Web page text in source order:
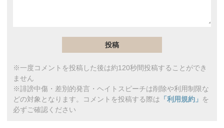
※一度コメントを投稿した後は約120秒間投稿することができ
ません
※誹謗中傷・差別的発言・ヘイトスピーチは削除や利用制限な
どの対象となります。コメントを投稿する際は 「利用規約」 を
必ずご確認ください